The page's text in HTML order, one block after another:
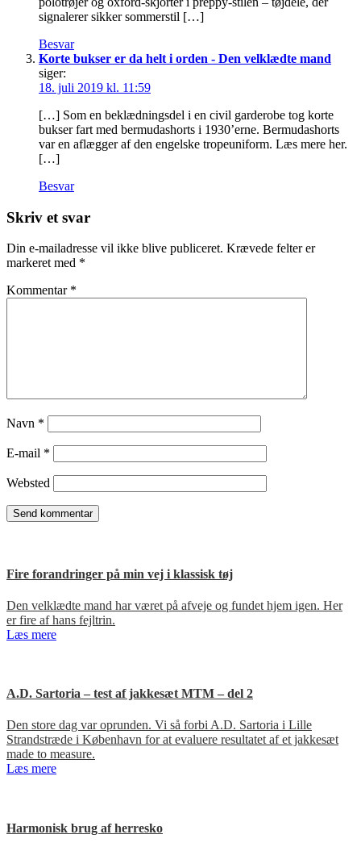
signalerer sikker sommerstil […]
Besvar
Korte bukser er da helt i orden - Den velklædte mand
siger:
18. juli 2019 kl. 11:59
[…] Som en beklædningsdel i en civil garderobe tog korte
bukser fart med bermudashorts i 1930’erne. Bermudashorts
var en aflægger af den engelske tropeuniform. Læs mere her.
[…]
Besvar
Skriv et svar
Din e-mailadresse vil ikke blive publiceret. Krævede felter er
markeret med *
Kommentar *
Navn *
E-mail *
Websted
Fire forandringer på min vej i klassisk tøj
Den velklædte mand har været på afveje og fundet hjem igen. Her
er fire af hans fejltrin.
Læs mere
A.D. Sartoria – test af jakkesæt MTM – del 2
Den store dag var oprunden. Vi så forbi A.D. Sartoria i Lille
Strandstræde i København for at evaluere resultatet af et jakkesæt
made to measure.
Læs mere
Harmonisk brug af herresko